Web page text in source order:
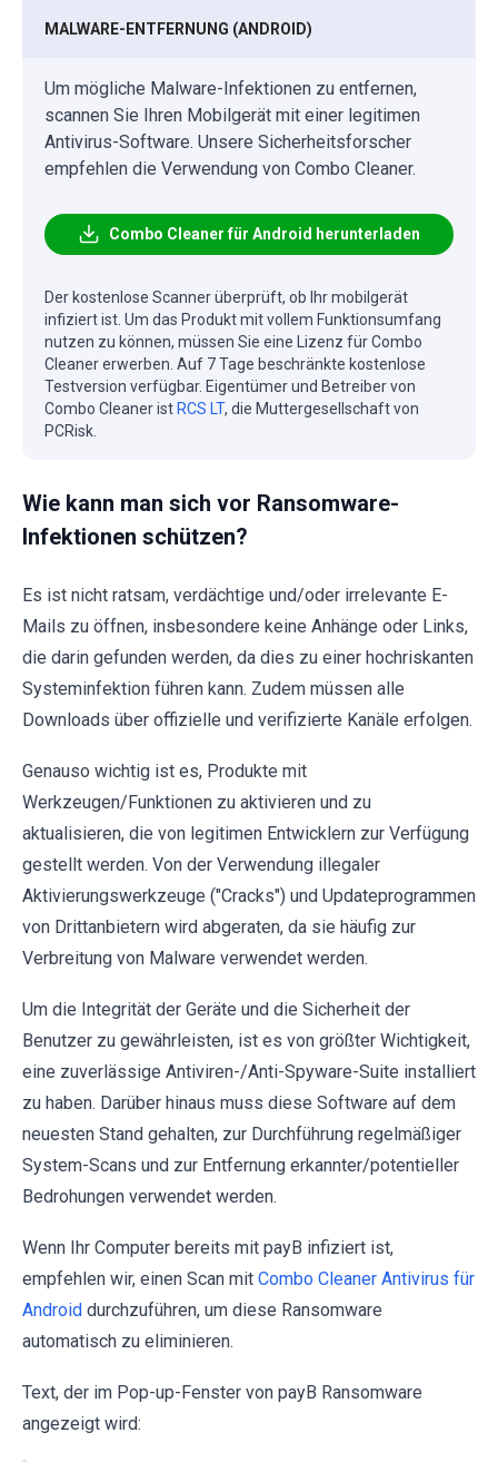
MALWARE-ENTFERNUNG (ANDROID)
Um mögliche Malware-Infektionen zu entfernen,
scannen Sie Ihren Mobilgerät mit einer legitimen
Antivirus-Software. Unsere Sicherheitsforscher
empfehlen die Verwendung von Combo Cleaner.
Combo Cleaner für Android herunterladen
Der kostenlose Scanner überprüft, ob Ihr mobilgerät
infiziert ist. Um das Produkt mit vollem Funktionsumfang
nutzen zu können, müssen Sie eine Lizenz für Combo
Cleaner erwerben. Auf 7 Tage beschränkte kostenlose
Testversion verfügbar. Eigentümer und Betreiber von
Combo Cleaner ist RCS LT, die Muttergesellschaft von
PCRisk.
Wie kann man sich vor Ransomware-
Infektionen schützen?
Es ist nicht ratsam, verdächtige und/oder irrelevante E-
Mails zu öffnen, insbesondere keine Anhänge oder Links,
die darin gefunden werden, da dies zu einer hochriskanten
Systeminfektion führen kann. Zudem müssen alle
Downloads über offizielle und verifizierte Kanäle erfolgen.
Genauso wichtig ist es, Produkte mit
Werkzeugen/Funktionen zu aktivieren und zu
aktualisieren, die von legitimen Entwicklern zur Verfügung
gestellt werden. Von der Verwendung illegaler
Aktivierungswerkzeuge ("Cracks") und Updateprogrammen
von Drittanbietern wird abgeraten, da sie häufig zur
Verbreitung von Malware verwendet werden.
Um die Integrität der Geräte und die Sicherheit der
Benutzer zu gewährleisten, ist es von größter Wichtigkeit,
eine zuverlässige Antiviren-/Anti-Spyware-Suite installiert
zu haben. Darüber hinaus muss diese Software auf dem
neuesten Stand gehalten, zur Durchführung regelmäßiger
System-Scans und zur Entfernung erkannter/potentieller
Bedrohungen verwendet werden.
Wenn Ihr Computer bereits mit payB infiziert ist,
empfehlen wir, einen Scan mit Combo Cleaner Antivirus für
Android durchzuführen, um diese Ransomware
automatisch zu eliminieren.
Text, der im Pop-up-Fenster von payB Ransomware
angezeigt wird: